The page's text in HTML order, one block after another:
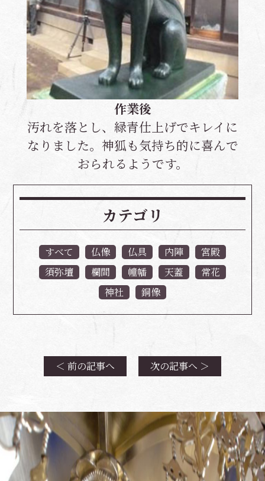
作業後
汚れを落とし、緑青仕上げでキレイに
なりました。神狐も気持ち的に喜んで
おられるようです。
カテゴリ
すべて 仏像 仏具 内陣
宮殿
須弥壇
欄間 幢幡 天蓋
常花
神社
銅像
＜ 前の記事へ 次の記事へ ＞